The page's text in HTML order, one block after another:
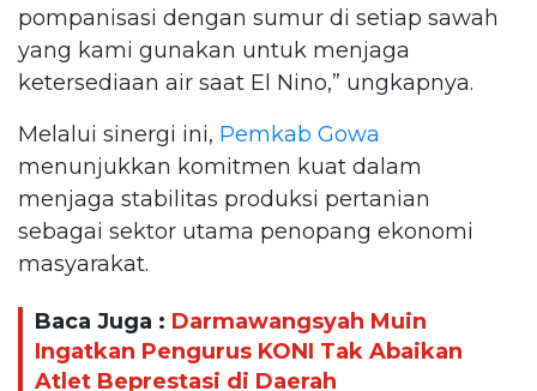
pompanisasi dengan sumur di setiap sawah
yang kami gunakan untuk menjaga
ketersediaan air saat El Nino,” ungkapnya.
Melalui sinergi ini, Pemkab Gowa
menunjukkan komitmen kuat dalam
menjaga stabilitas produksi pertanian
sebagai sektor utama penopang ekonomi
masyarakat.
Baca Juga : Darmawangsyah Muin
Ingatkan Pengurus KONI Tak Abaikan
Atlet Beprestasi di Daerah